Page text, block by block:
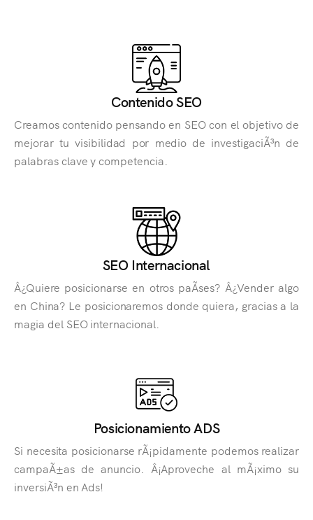
Contenido SEO
Creamos contenido pensando en SEO con el objetivo de
mejorar tu visibilidad por medio de investigaciÃ³n de
palabras clave y competencia.
SEO Internacional
Â¿Quiere posicionarse en otros paÃ­ses? Â¿Vender algo
en China? Le posicionaremos donde quiera, gracias a la
magia del SEO internacional.
Posicionamiento ADS
Si necesita posicionarse rÃ¡pidamente podemos realizar
campaÃ±as de anuncio. Â¡Aproveche al mÃ¡ximo su
inversiÃ³n en Ads!